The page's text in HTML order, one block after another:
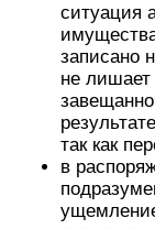
ситуация
записано
не лишает
так как
в